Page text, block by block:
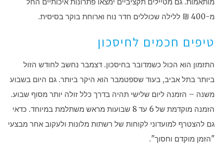
מ-400 ₪ ללילה שכוללים חדר נוח וארוחת בוקר בסיסית.
טיפים חכמים לחיסכון
התזמון הוא הכול כשמדובר בחיסכון. דצמבר נחשב לחודש הזול
ביותר בתל אביב, בעוד שספטמבר הוא היקר ביותר. גם היום בשבוע
משנה – הזמנה ליום שלישי תהיה בדרך כלל זולה יותר מסוף שבוע.
הזמנה מוקדמת של 6 עד 8 שבועות מראש משתלמת במיוחד. כדאי
גם להצטרף למועדוני לקוחות של רשתות מלונות ולעקוב אחר מבצעי
"הזמן מוקדם וחסוך".